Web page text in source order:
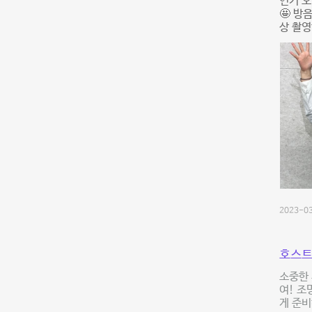
🤩 방
상 촬
2023-
호스
소중한
여! 조
게 준